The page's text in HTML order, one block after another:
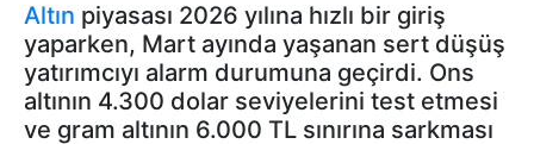
Altın piyasası 2026 yılına hızlı bir giriş
yaparken, Mart ayında yaşanan sert düşüş
yatırımcıyı alarm durumuna geçirdi. Ons
altının 4.300 dolar seviyelerini test etmesi
ve gram altının 6.000 TL sınırına sarkması